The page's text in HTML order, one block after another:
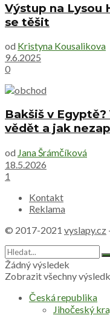
Výstup na Lysou
se těšit
od Kristyna Kousalikova
9.6.2025
0
Bakšiš v
vědět a jak
od Jana Šrámčíková
18.5.2026
1
Kontakt
Reklama
© 2017-2021 vyslapy.cz
Žádný výsledek
Zobrazit všechny
Česká republika
Jihočeský